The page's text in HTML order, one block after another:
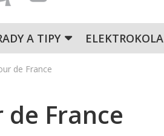
A TIPY ELEKTROKOLA
de France
France